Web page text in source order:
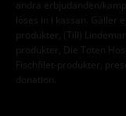
andra erbjudanden/
löses in i kassan. Gäller
produkter, (Till)
produkter, Die Toten
Fischfilet-produkter,
donation.